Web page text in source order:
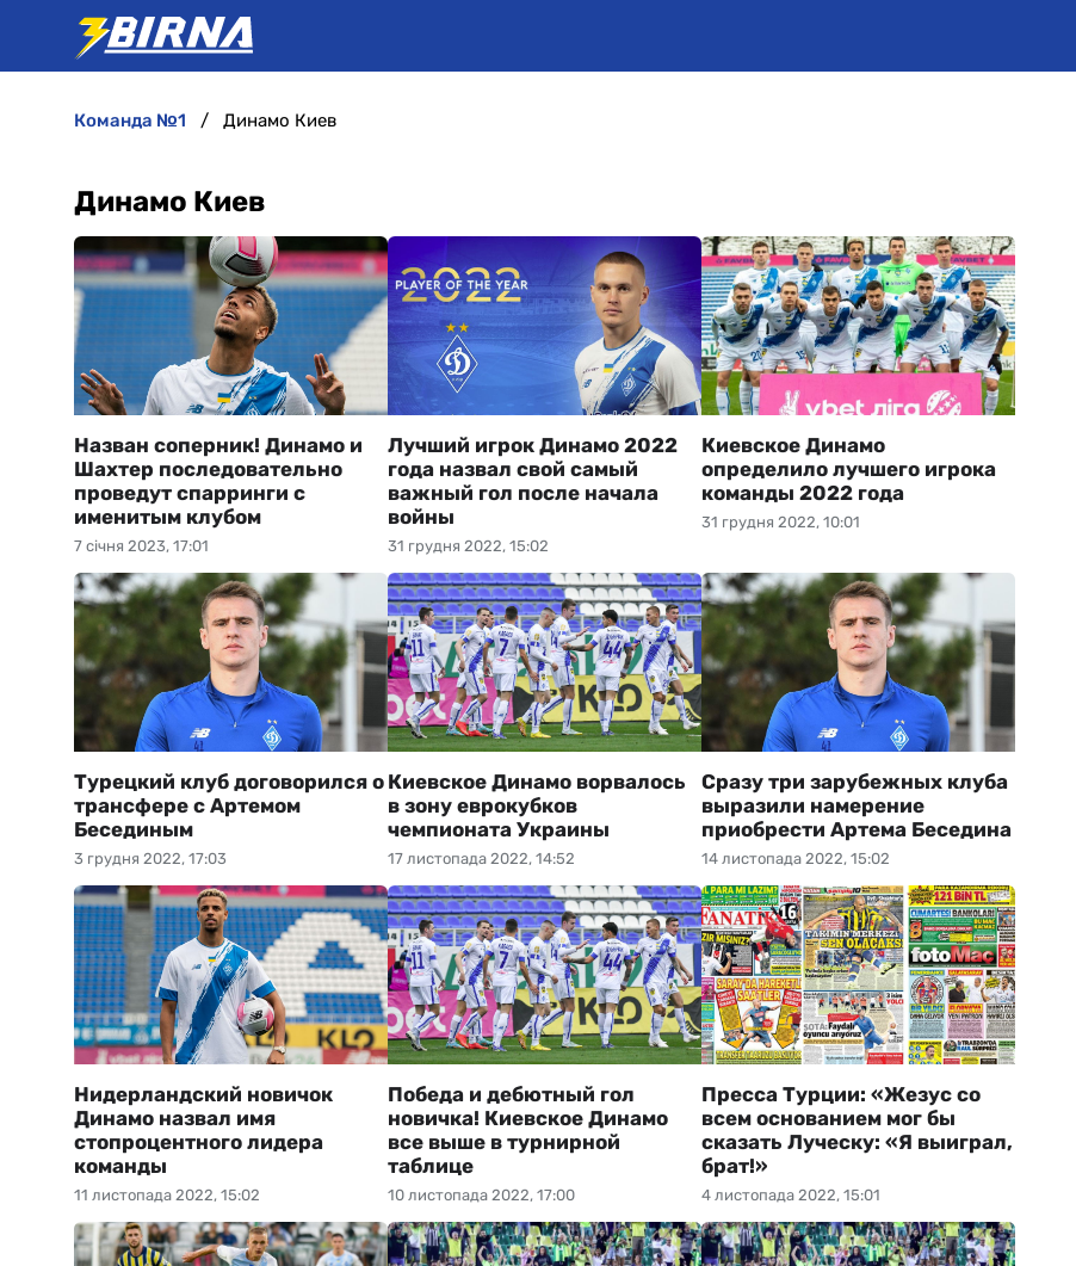
команда №1 Динамо Киев
Динамо Киев
7 січня 2023, 17:01
Назван соперник! Динамо и
Шахтер последовательно
проведут спарринги с
именитым клубом
31 грудня 2022, 15:02
Лучший игрок Динамо 2022
года назвал свой самый
важный гол после начала
войны
31 грудня 2022, 10:01
Киевское Динамо
определило лучшего игрока
команды 2022 года
3 грудня 2022, 17:03
Турецкий клуб договорился о
трансфере с Артемом
Бесединым
17 листопада 2022, 14:52
Киевское Динамо ворвалось
в зону еврокубков
чемпионата Украины
14 листопада 2022, 15:02
Сразу три зарубежных клуба
выразили намерение
приобрести Артема Беседина
11 листопада 2022, 15:02
Нидерландский новичок
Динамо назвал имя
стопроцентного лидера
команды
10 листопада 2022, 17:00
Победа и дебютный гол
новичка! Киевское Динамо
все выше в турнирной
таблице
4 листопада 2022, 15:01
Пресса Турции: «Жезус со
всем основанием мог бы
сказать Луческу: «Я выиграл,
брат!»